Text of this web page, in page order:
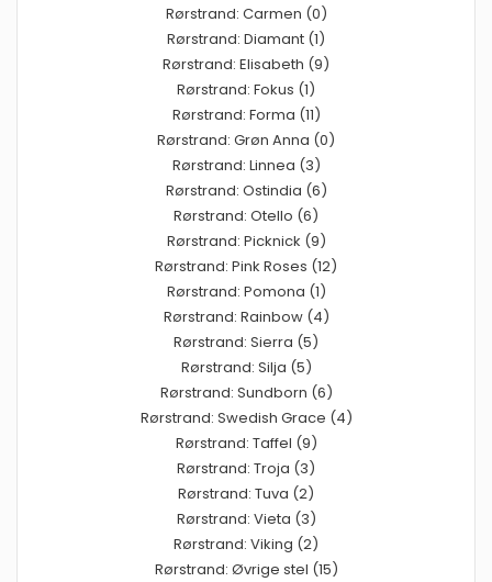
Rørstrand: Carmen (0)
Rørstrand: Diamant (1)
Rørstrand: Elisabeth (9)
Rørstrand: Fokus (1)
Rørstrand: Forma (11)
Rørstrand: Grøn Anna (0)
Rørstrand: Linnea (3)
Rørstrand: Ostindia (6)
Rørstrand: Otello (6)
Rørstrand: Picknick (9)
Rørstrand: Pink Roses (12)
Rørstrand: Pomona (1)
Rørstrand: Rainbow (4)
Rørstrand: Sierra (5)
Rørstrand: Silja (5)
Rørstrand: Sundborn (6)
Rørstrand: Swedish Grace (4)
Rørstrand: Taffel (9)
Rørstrand: Troja (3)
Rørstrand: Tuva (2)
Rørstrand: Vieta (3)
Rørstrand: Viking (2)
Rørstrand: Øvrige stel (15)